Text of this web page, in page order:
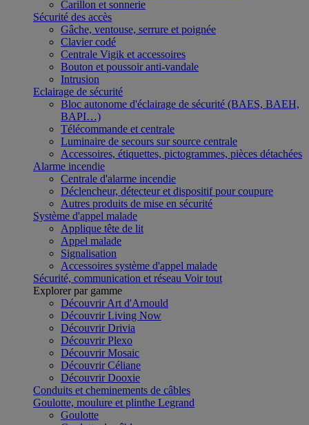
Carillon et sonnerie
Sécurité des accès
Gâche, ventouse, serrure et poignée
Clavier codé
Centrale Vigik et accessoires
Bouton et poussoir anti-vandale
Intrusion
Eclairage de sécurité
Bloc autonome d'éclairage de sécurité (BAES, BAEH,
BAPI…)
Télécommande et centrale
Luminaire de secours sur source centrale
Accessoires, étiquettes, pictogrammes, pièces détachées
Alarme incendie
Centrale d'alarme incendie
Déclencheur, détecteur et dispositif pour coupure
Autres produits de mise en sécurité
Système d'appel malade
Applique tête de lit
Appel malade
Signalisation
Accessoires système d'appel malade
Sécurité, communication et réseau Voir tout
Explorer par gamme
Découvrir Art d'Arnould
Découvrir Living Now
Découvrir Drivia
Découvrir Plexo
Découvrir Mosaic
Découvrir Céliane
Découvrir Dooxie
Conduits et cheminements de câbles
Goulotte, moulure et plinthe Legrand
Goulotte